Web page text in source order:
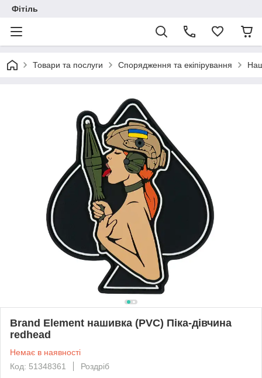
Фітіль
Товари та послуги Спорядження та екіпірування
Brand Element нашивка (PVC) Піка-дівчина
redhead
Немає в наявності
Код: 51348361
Роздріб